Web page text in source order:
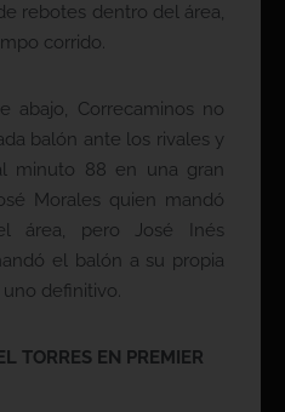
rebotes dentro del área,
corrido.
abajo, Correcaminos no
balón ante los rivales y
minuto 88 en una gran
Morales quien mandó
área, pero José Inés
el balón a su propia
definitivo.
TORRES EN PREMIER